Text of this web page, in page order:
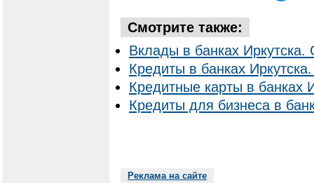
Смотрите также:
Вклады в банках Иркутска.
Кредиты в банках
Кредитные карты в банках
Кредиты для бизнеса в
Реклама на сайте